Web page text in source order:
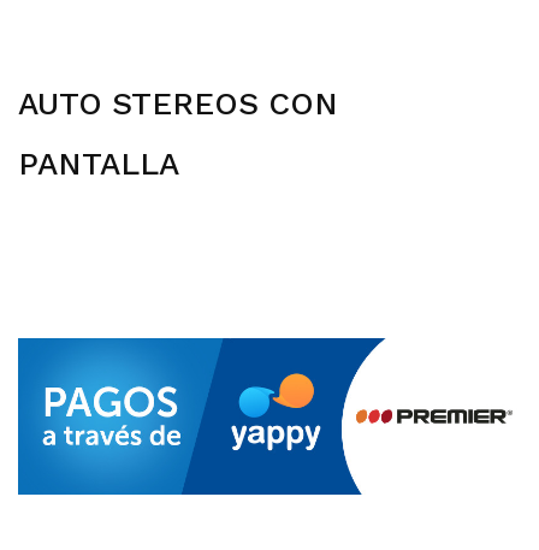
AUTO STEREOS CON
PANTALLA